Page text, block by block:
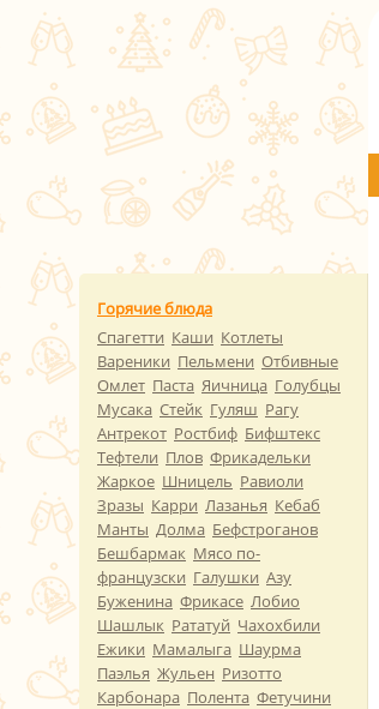
Горячие блюда
Спагетти Каши Котлеты
Вареники Пельмени Отбивные
Омлет Паста Яичница Голубцы
Мусака Стейк Гуляш Рагу
Антрекот Ростбиф Бифштекс
Тефтели Плов Фрикадельки
Жаркое Шницель Равиоли
Зразы Карри Лазанья Кебаб
Манты Долма Бефстроганов
Бешбармак Мясо по-
французски Галушки Азу
Буженина Фрикасе Лобио
Шашлык Рататуй Чахохбили
Ежики Мамалыга Шаурма
Паэлья Жульен Ризотто
Карбонара Полента Фетучини